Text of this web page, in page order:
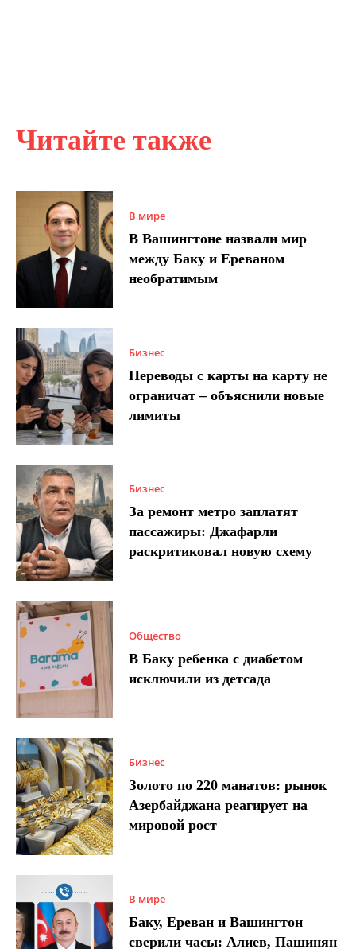
Читайте также
В мире
В Вашингтоне назвали мир
между Баку и Ереваном
необратимым
Бизнес
Переводы с карты на карту не
ограничат – объяснили новые
лимиты
Бизнес
За ремонт метро заплатят
пассажиры: Джафарли
раскритиковал новую схему
Общество
В Баку ребенка с диабетом
исключили из детсада
Бизнес
Золото по 220 манатов: рынок
Азербайджана реагирует на
мировой рост
В мире
Баку, Ереван и Вашингтон
сверили часы: Алиев, Пашинян